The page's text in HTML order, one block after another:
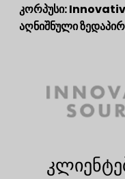
კორპუსი:
აღნიშნული